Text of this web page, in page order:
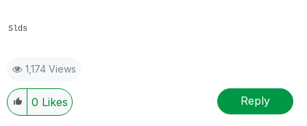
Slds
1,174 Views
0 Likes Reply